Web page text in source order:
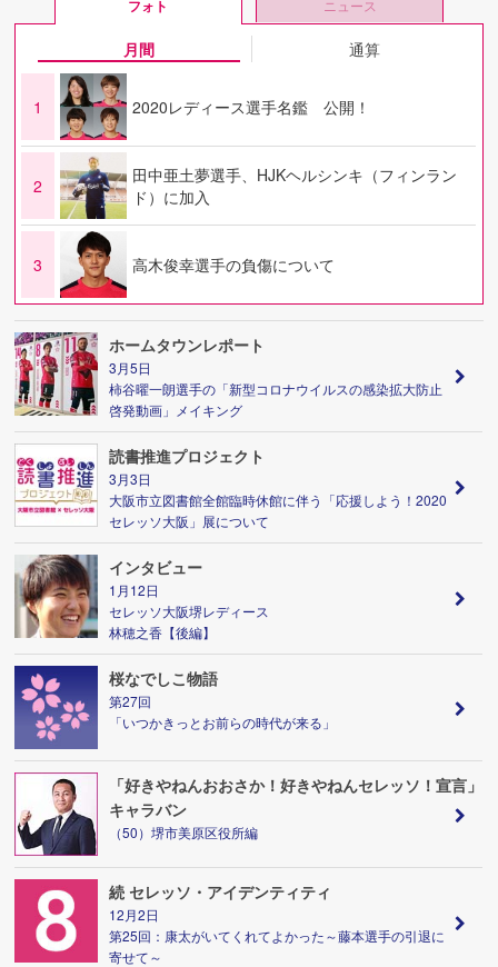
フォト ニュース
月間 通算
1 2020レディース選手名鑑 公開！
2
田中亜土夢選手、HJKヘルシンキ（フィンラン
ド）に加入
3 高木俊幸選手の負傷について
ホームタウンレポート
3月5日
柿谷曜一朗選手の「新型コロナウイルスの感染拡大防止
啓発動画」メイキング
読書推進プロジェクト
3月3日
大阪市立図書館全館臨時休館に伴う「応援しよう！2020
セレッソ大阪」展について
インタビュー
1月12日
セレッソ大阪堺レディース
林穂之香【後編】
桜なでしこ物語
第27回
「いつかきっとお前らの時代が来る」
「好きやねんおおさか！好きやねんセレッソ！宣言」
キャラバン
（50）堺市美原区役所編
続 セレッソ・アイデンティティ
12月2日
第25回：康太がいてくれてよかった～藤本選手の引退に
寄せて～